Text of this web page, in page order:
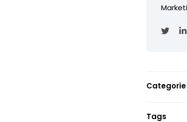
Categorie
Tags